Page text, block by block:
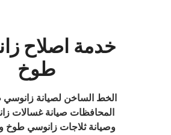
خدمة اصلاح
طوخ
الخط الساخن لصيانة
المحافظات صيانة غسالات
وصيانة ثلاجات زانوسي طوخ